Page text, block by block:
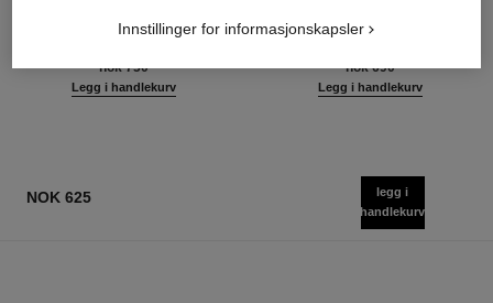
nok 750
Legg i handlekurv
Ref. 168242
nok 690
Legg i handlekurv
NOK 625
legg i
handlekurv
Innstillinger for informasjonskapsler